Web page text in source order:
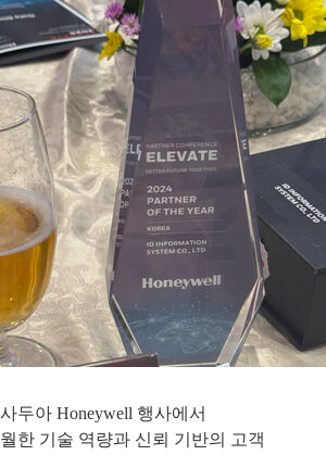
두아 Honeywell 행사에서
한 기술 역량과 신뢰 기반의 고객